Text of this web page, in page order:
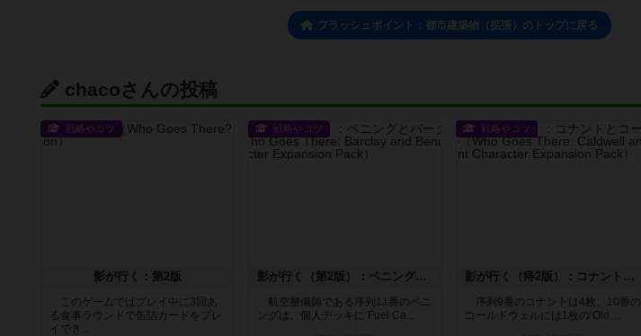
フラッシュポイント：都市建築物（拡張）のトップに戻る
chacoさんの投稿
戦略やコツ
影が行く：第2版
このゲームではプレイ中に3回あ
る食事ラウンドで缶詰カードをプレ
イでき...
戦略やコツ
影が行く（第2版）：ベニングとバークレイ
航空整備師である序列11番のベニ
ングは、個人デッキに‘Fuel Ca...
戦略やコツ
影が行く（痔2版）：コナントとコールドウェル
序列9番のコナントは4枚、10番の
コールドウェルには1枚の‘Old ...